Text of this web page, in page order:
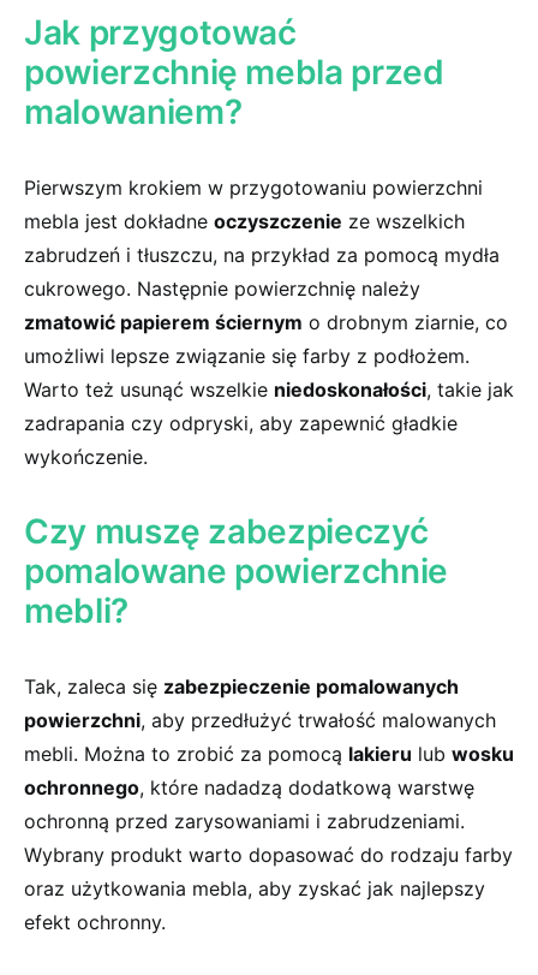
Jak przygotować
powierzchnię mebla przed
malowaniem?
Pierwszym⁤ krokiem w przygotowaniu powierzchni
mebla jest dokładne oczyszczenie ze wszelkich⁣
zabrudzeń i tłuszczu, na​ przykład ​za ⁣pomocą mydła
cukrowego. Następnie powierzchnię należy
zmatowić papierem ściernym o drobnym ziarnie, co‍
umożliwi lepsze związanie‍ się farby z podłożem.
Warto też usunąć‍ wszelkie niedoskonałości, takie jak
zadrapania czy odpryski, aby⁣ zapewnić gładkie⁣
wykończenie.
Czy muszę zabezpieczyć
pomalowane powierzchnie
mebli?
Tak, zaleca się zabezpieczenie pomalowanych
powierzchni, aby przedłużyć trwałość malowanych
mebli. Można to zrobić za pomocą lakieru lub wosku
ochronnego, które nadadzą dodatkową warstwę
ochronną przed zarysowaniami i zabrudzeniami.
Wybrany⁣ produkt warto dopasować do rodzaju​ farby
oraz użytkowania mebla, aby zyskać jak najlepszy
efekt ochronny.